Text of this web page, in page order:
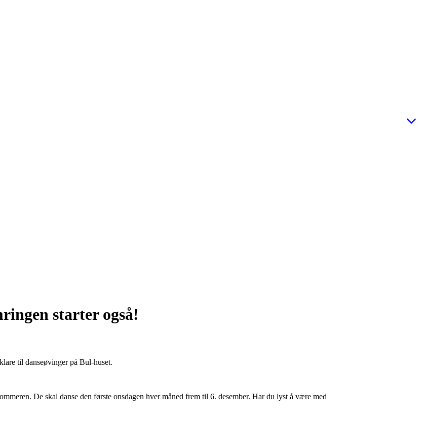
starter også!
til danseøvinger på Bul-huset.
De skal danse den første onsdagen hver måned frem til 6. desember. Har du lyst å være med